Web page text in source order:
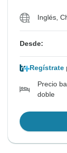
Inglés,
Desde:
Regístrate
Precio
doble